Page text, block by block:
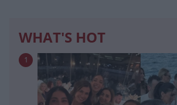
WHAT'S HOT
1